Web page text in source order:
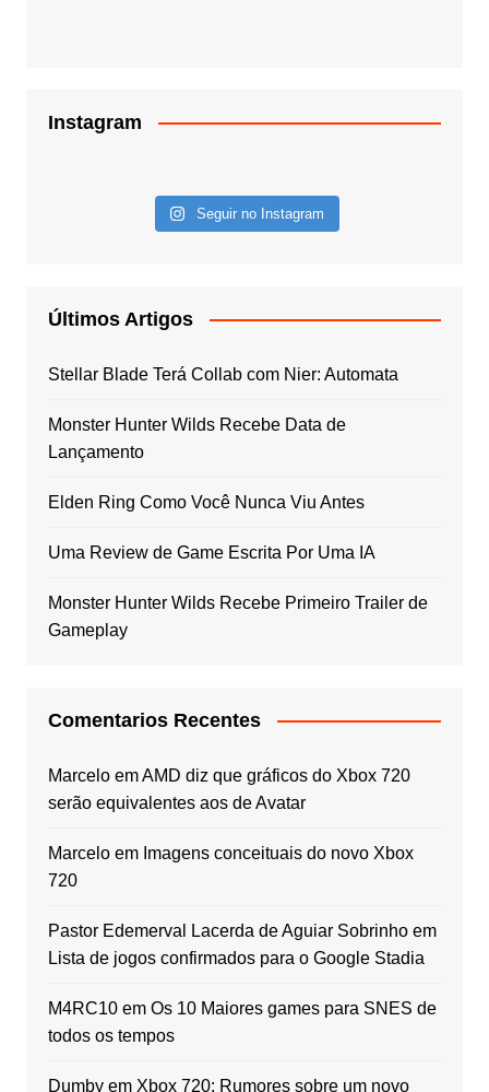
Instagram
Seguir no Instagram
Últimos Artigos
Stellar Blade Terá Collab com Nier: Automata
Monster Hunter Wilds Recebe Data de
Lançamento
Elden Ring Como Você Nunca Viu Antes
Uma Review de Game Escrita Por Uma IA
Monster Hunter Wilds Recebe Primeiro Trailer de
Gameplay
Comentarios Recentes
MarceloemAMD diz que gráficos do Xbox 720
serão equivalentes aos de Avatar
Marceloem Imagens conceituais do novo Xbox
720
Pastor Edemerval Lacerda de Aguiar Sobrinhoem
Lista de jogos confirmados para o Google Stadia
M4RC10em Os 10 Maiores games para SNES de
todos os tempos
Dumbyem Xbox 720: Rumores sobre um novo